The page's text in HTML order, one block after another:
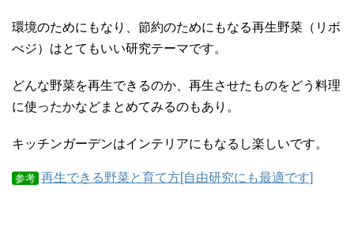
環境のためにもなり、節約のためにもなる再生野菜（リボ
べジ）はとてもいい研究テーマです。
どんな野菜を再生できるのか、再生させたものをどう料理
に使ったかなどまとめてみるのもあり。
キッチンガーデンはインテリアにもなるし楽しいです。
参考 再生できる野菜と育て方[自由研究にも最適です]